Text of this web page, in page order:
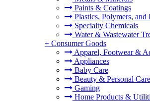
Paints & Coatings
Plastics, Polymers, and
Specialty Chemicals
Water & Wastewater
+ Consumer Goods
Apparel, Footwear &
Appliances
Baby Care
Beauty & Personal Care
Gaming
Home Products &